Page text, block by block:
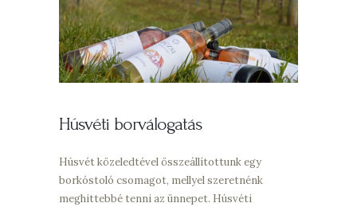
Húsvéti borválogatás
Húsvét közeledtével összeállítottunk egy
borkóstoló csomagot, mellyel szeretnénk
meghittebbé tenni az ünnepet. Húsvéti